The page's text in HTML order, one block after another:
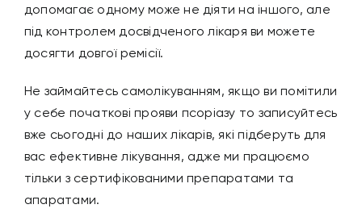
допомагає одному може не діяти на іншого, але
під контролем досвідченого лікаря ви можете
досягти довгої ремісії.
Не займайтесь самолікуванням, якщо ви помітили
у себе початкові прояви псоріазу то записуйтесь
вже сьогодні до наших лікарів, які підберуть для
вас ефективне лікування, адже ми працюємо
тільки з сертифікованими препаратами та
апаратами.